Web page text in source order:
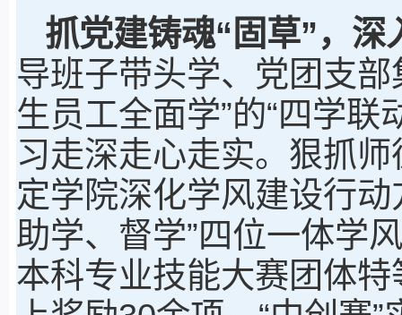
抓党建铸魂“固草”， 深
导班子带头学、党团支
生员工全面学”的“四学
习走深走心走实。狠抓
定学院深化学风建设行
助学、督学”四位一体学
本科专业技能大赛团体